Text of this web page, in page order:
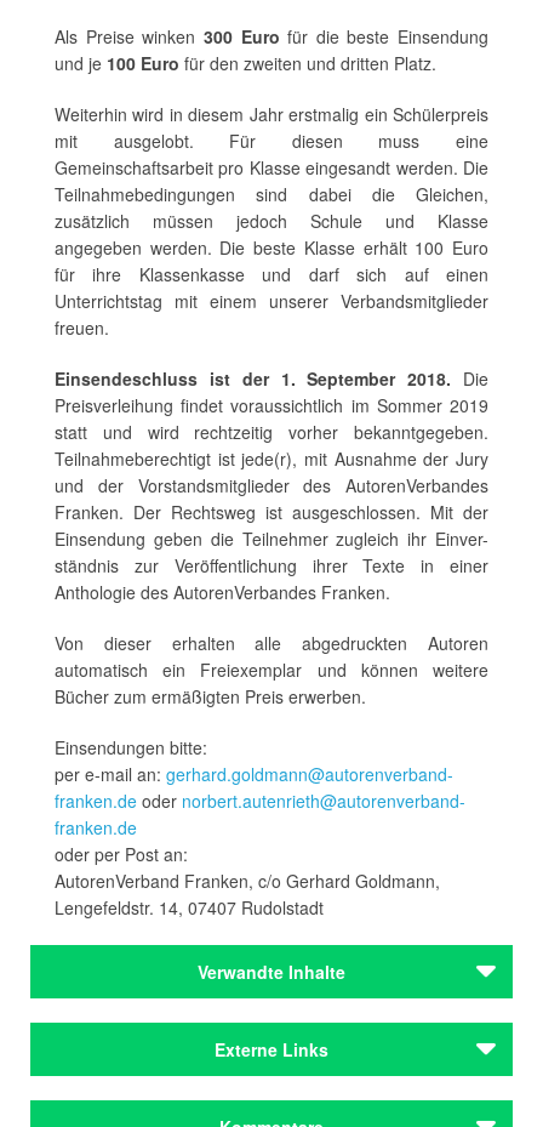
Als Preise winken 300 Euro für die beste Einsendung
und je 100 Euro für den zweiten und dritten Platz.
Weiterhin wird in diesem Jahr erstmalig ein Schülerpreis
mit ausgelobt. Für diesen muss eine
Gemeinschaftsarbeit pro Klasse eingesandt werden. Die
Teilnahmebedingungen sind dabei die Gleichen,
zusätzlich müssen jedoch Schule und Klasse
angegeben werden. Die beste Klasse erhält 100 Euro
für ihre Klassenkasse und darf sich auf einen
Unterrichtstag mit einem unserer Verbandsmitglieder
freuen.
Einsendeschluss ist der 1. September 2018. Die
Preisverleihung findet voraussichtlich im Sommer 2019
statt und wird rechtzeitig vorher bekanntgegeben.
Teilnahmeberechtigt ist jede(r), mit Ausnahme der Jury
und der Vorstandsmitglieder des AutorenVerbandes
Franken. Der Rechtsweg ist ausgeschlossen. Mit der
Einsendung geben die Teilnehmer zugleich ihr Einver-
ständnis zur Veröffentlichung ihrer Texte in einer
Anthologie des AutorenVerbandes Franken.
Von dieser erhalten alle abgedruckten Autoren
automatisch ein Freiexemplar und können weitere
Bücher zum ermäßigten Preis erwerben.
Einsendungen bitte:
per e-mail an: gerhard.goldmann@autorenverband-
franken.de oder norbert.autenrieth@autorenverband-
franken.de
oder per Post an:
AutorenVerband Franken, c/o Gerhard Goldmann,
Lengefeldstr. 14, 07407 Rudolstadt
Verwandte Inhalte
AVF – AutorenVerband Franken
Institutionen
Externe Links